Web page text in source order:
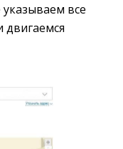
все
двигаемся